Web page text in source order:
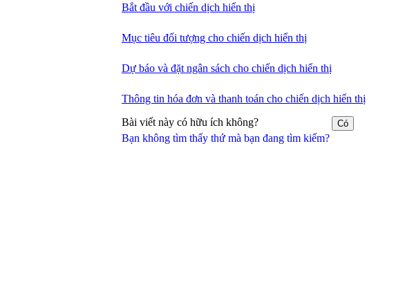
Bạn không tìm thấy thứ mà bạn đang tìm kiếm?
Bắt đầu với chiến dịch hiển thị
Mục tiêu đối tượng cho chiến dịch hiển thị
Dự báo và đặt ngân sách cho chiến dịch hiển thị
Thông tin hóa đơn và thanh toán cho chiến dịch hiển thị
Bài viết này có hữu ích không? Có